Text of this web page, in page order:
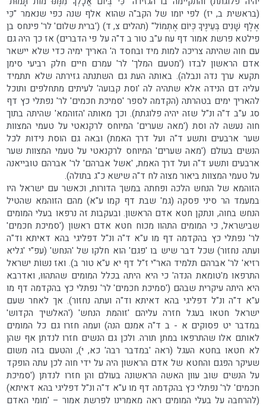
(בראשית ב, יז) לפי יומו של הקב"ה שהוא אלף שנה כפי שנאמר "כִּי
אֶלֶף שָׁנִים בְּעֵינֶיךָ כְּיוֹם אֶתְמוֹל" (תהלים צ, ד) ('ברית שלום' לר' פינחס בן
פילטא פרשת אמור דף עח ע"ב טור ב ד"ה על פי הדברים) אז כך היה גם
עם חוה שהיתה צריכה למות מיד ובחסד ה' האריך ימיה כדי שלא יישאר
אדם הראשון לבדו ('מטעם המלך' לר' עמרם חיים חלק רביעי סימן
תקעא ערך נדה ונבלה). באותה העת גם השתנתה גזירתה שלא תתמיד
עליה דם הנידה אלא שתהיה לה 'וסת קבועה' לעיתים מתחלפים ותוכל
להאריך ימים בטהרתה (הקדמה לספר 'סמיכת חכמים' לר' נפתלי כץ דף
סג ע"ב ד"ה ונ"ל שזה יהיה פלוגתת). וכך מאותה 'הזוהמא' שהיתה בתוך
חוה נעשה לה וסת ('מאה שערים' המיוחס לרקנאטי על טעמי המצוות
שער ארבעים ותשע ד"ה ועל דרך האמת) ובאה גם הוסת נידו‍ת לכל
הנשים בעולם ('מאה שערים' המיוחס לרקנאטי על טעמי המצוות שער
ארבעים ותשע ד"ה ועל דרך האמת, 'אשל אברהם' לר' אברהם טובייאנה
על טעמי המצוות ביאור מצוה לח ד"ה שישא כ"ג בתולה).
הזוהמא של הנחש הלכה ופחתה במשך הדורות, וכאשר עם ישראל היו
במעמד הר סיני פסקה (גמ' שבת דף קמו ע"א) מהם הזוהמא שהטיל
הנחש בחוה, ונתקן חטא אדם הראשון. ובעקבות זה נרפאו בעלי המומים
שבישראל, כי המומים התהוו מכוח חטא אדם ראשון ('סמיכת חכמים'
לר' נפתלי כץ בהקדמה דף מו ע"א ד"ה ונ"ל דפליגי בהא דאיתא וד"ה
ועתה נחזור) שכל דבר שיש בו 'פגם' הוא חלקו של 'הנחש' (עפ"י 'גליא
רזיא' לר' אברהם תלמיד האר"י ז"ל דף יא ע"א טור ב). ואז נשוֹת ישראל
התרפאו מ'טומאת הנדה' כי היא היתה בכלל המומים שהתהווּ, ואדרבא
היא היתה עיקרית שבהם ('סמיכת חכמים' לר' נפתלי כץ בהקדמה דף מו
ע"א ד"ה ונ"ל דפליגי בהא דאיתא וד"ה ועתה נחזור). אך לאחר שעם
ישראל חטאו בעגל חזרה עליהם 'זוהמת הנחש' ('האלשיך הקדוש'
במדבר יט פסוקים א - ב ד"ה אמנם הנה) ועמה חזרו גם כל המומים
לאותם אלו שהתרפאו במתן תורה. ולכן גם הנשים חזרו לנדתן אף שהן
לא חטאו בחטא העגל (ראה 'במדבר רבה' כא, י), והטעם בזה משום
שעיקר הפגם והחטא של אדם הראשון היה על ידי חוה לכן עתה הופקד
על הנשים שוב עוון האשה הראשונה בעולם והן חזרו לנדתן ('סמיכת
חכמים' לר' נפתלי כץ בהקדמה דף מו ע"א ד"ה ונ"ל דפליגי בהא דאיתא)
(להרחבה על בעלי המומים ראה מאמרינו לפרשת אמור – 'מומי האדם